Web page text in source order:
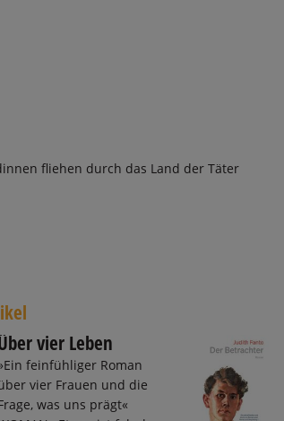
fliehen durch das Land der Täter
vier Leben
feinfühliger Roman
vier Frauen und die
was uns prägt«